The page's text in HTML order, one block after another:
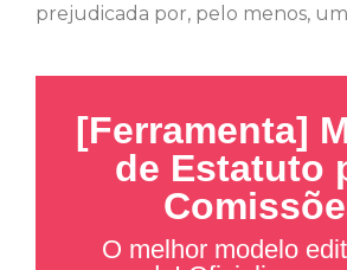
prejudicada por, pelo menos,
[Ferramenta]
de Estatuto
O melhor modelo